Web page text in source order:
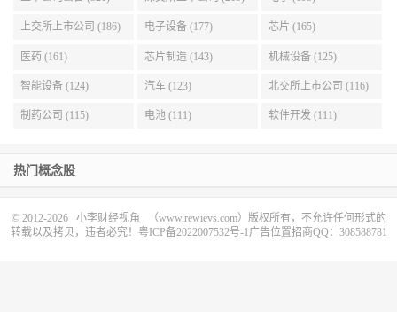
上交所上市公司 (186) 电子设备 (177) 芯片 (165)
医药 (161) 芯片制造 (143) 机械设备 (125)
智能设备 (124) 汽车 (123) 北交所上市公司 (116)
制药公司 (115) 电池 (111) 软件开发 (111)
热门概念股
© 2012-2026 小李财经视角 （www.rewievs.com）版权所有，不允许任何形式的
转载以及拷贝，违者必究！
粤ICP备2022007532号-1 广告位置招商QQ：308588781